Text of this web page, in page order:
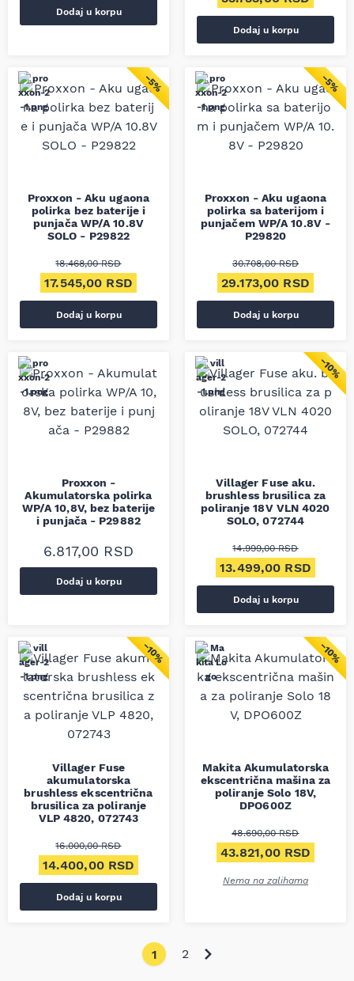
Dodaj u korpu
Dodaj u korpu
−5%
Proxxon - Aku ugaona
polirka bez baterije i
punjača WP/A 10.8V
SOLO - P29822
18.468,00RSD
Originalna cena je bila: 18.468,00 RSD.
17.545,00 RSD Trenutna cena je: 17.545,00 RSD.
Dodaj u korpu
−5%
Proxxon - Aku ugaona
polirka sa baterijom i
punjačem WP/A 10.8V -
P29820
30.708,00RSD
Originalna cena je
29.173,00 RSD
Dodaj u korpu
Proxxon -
Akumulatorska polirka
WP/A 10,8V, bez baterije
i punjača - P29882
6.817,00 RSD
Dodaj u korpu
−10%
Villager Fuse aku.
brushless brusilica za
poliranje 18V VLN 4020
SOLO, 072744
14.999,00RSD
Originalna cena je
13.499,00 RSD
Dodaj u korpu
−10%
Villager Fuse
akumulatorska
brushless ekscentrična
brusilica za poliranje
VLP 4820, 072743
16.000,00RSD
Originalna cena je bila: 16.000,00 RSD.
14.400,00 RSD Trenutna cena je: 14.400,00 RSD.
Dodaj u korpu
−10%
Makita Akumulatorska
ekscentrična mašina za
poliranje Solo 18V,
DPO600Z
48.690,00RSD
Originalna cena je
43.821,00 RSD
Nema na zalihama
1 2